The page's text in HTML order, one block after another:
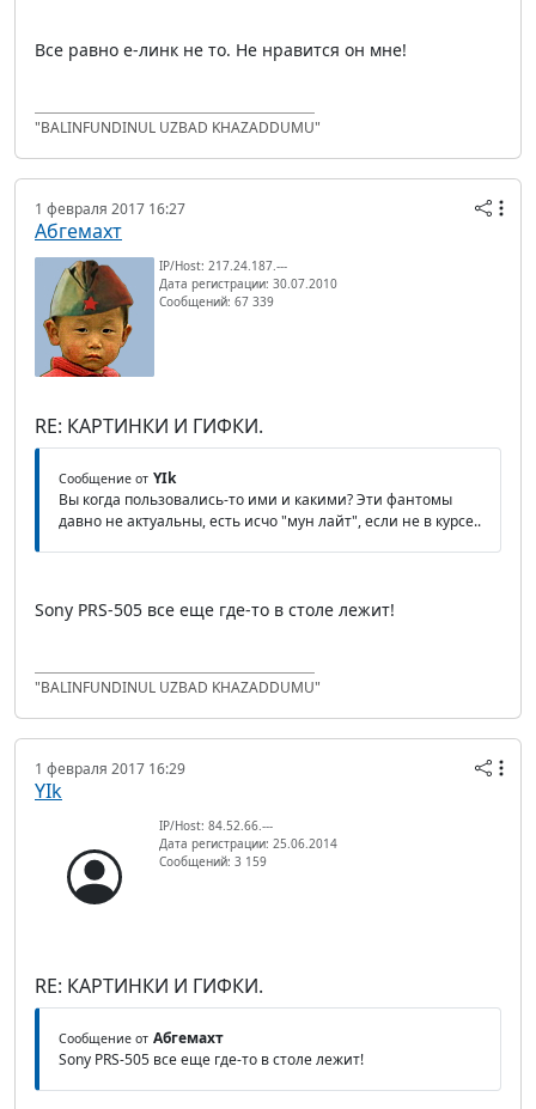
Все равно е-линк не то. Не нравится он мне!
"BALINFUNDINUL UZBAD KHAZADDUMU"
1 февраля 2017 16:27
Абгемахт
IP/Host: 217.24.187.---
Дата регистрации: 30.07.2010
Сообщений: 67 339
RE: КАРТИНКИ И ГИФКИ.
Сообщение от YIk
Вы когда пользовались-то ими и какими? Эти фантомы
давно не актуальны, есть исчо "мун лайт", если не в курсе..
Sony PRS-505 все еще где-то в столе лежит!
"BALINFUNDINUL UZBAD KHAZADDUMU"
1 февраля 2017 16:29
YIk
IP/Host: 84.52.66.---
Дата регистрации: 25.06.2014
Сообщений: 3 159
RE: КАРТИНКИ И ГИФКИ.
Сообщение от Абгемахт
Sony PRS-505 все еще где-то в столе лежит!